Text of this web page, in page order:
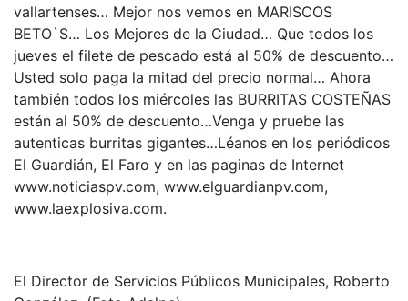
vallartenses… Mejor nos vemos en MARISCOS
BETO`S… Los Mejores de la Ciudad… Que todos los
jueves el filete de pescado está al 50% de descuento…
Usted solo paga la mitad del precio normal… Ahora
también todos los miércoles las BURRITAS COSTEÑAS
están al 50% de descuento…Venga y pruebe las
autenticas burritas gigantes…Léanos en los periódicos
El Guardián, El Faro y en las paginas de Internet
www.noticiaspv.com, www.elguardianpv.com,
www.laexplosiva.com.
El Director de Servicios Públicos Municipales, Roberto